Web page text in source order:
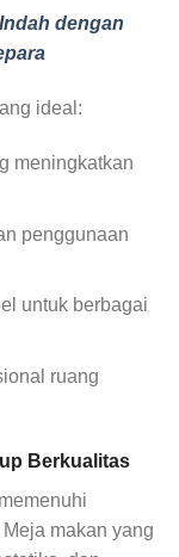
dengan
ideal:
meningkatkan
penggunaan
untuk berbagai
ruang
Berkualitas
makan yang